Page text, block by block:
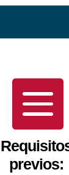

previos: